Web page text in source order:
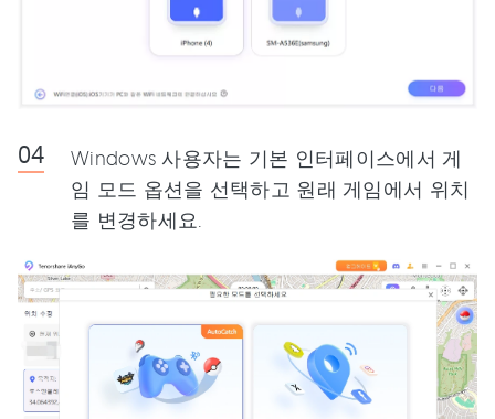
Windows 사용자는 기본 인터페이스에서 게
임 모드 옵션을 선택하고 원래 게임에서 위치
를 변경하세요.